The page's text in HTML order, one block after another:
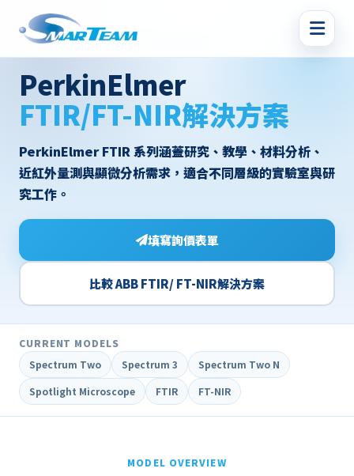
PerkinElmer FTIR/FT-NIR Solutions
PerkinElmer
FTIR/FT-NIR解決方案
PerkinElmer FTIR 系列涵蓋研究、教學、材料分析、
近紅外量測與顯微分析需求，適合不同層級的實驗室與研
究工作。
填寫詢價表單
比較 ABB FTIR/ FT-NIR解決方案
CURRENT MODELS
Spectrum Two
Spectrum 3
Spectrum Two N
Spotlight Microscope
FTIR FT-NIR
MODEL OVERVIEW